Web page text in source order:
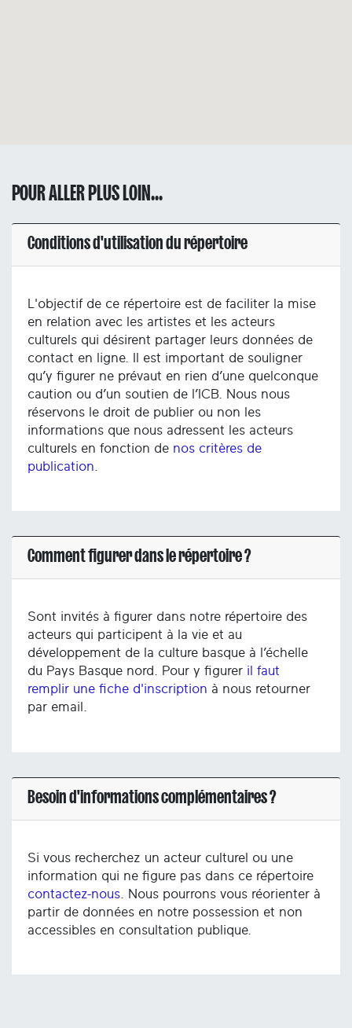
POUR ALLER PLUS LOIN...
Conditions d'utilisation du répertoire
L'objectif de ce répertoire est de faciliter la mise
en relation avec les artistes et les acteurs
culturels qui désirent partager leurs données de
contact en ligne. Il est important de souligner
qu’y figurer ne prévaut en rien d’une quelconque
caution ou d’un soutien de l’ICB. Nous nous
réservons le droit de publier ou non les
informations que nous adressent les acteurs
culturels en fonction de nos critères de
publication
Comment figurer dans le répertoire ?
Sont invités à figurer dans notre répertoire des
acteurs qui participent à la vie et au
développement de la culture basque à l’échelle
du Pays Basque nord. Pour y figurer il faut
remplir une fiche d'inscription à nous retourner
par email.
Besoin d'informations complémentaires ?
Si vous recherchez un acteur culturel ou une
information qui ne figure pas dans ce répertoire
contactez-nous . Nous pourrons vous réorienter à
partir de données en notre possession et non
accessibles en consultation publique.